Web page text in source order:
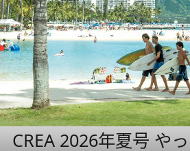
CREA 2026年夏号 や